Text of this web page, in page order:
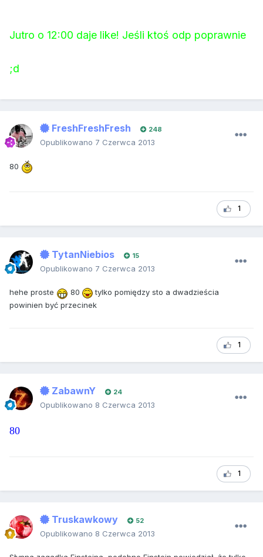
Jutro o 12:00 daje like! Jeśli ktoś odp poprawnie
;d
FreshFreshFresh 248
Opublikowano 7 Czerwca 2013
80
1
TytanNiebios 15
Opublikowano 7 Czerwca 2013
hehe proste 80
tylko pomiędzy sto a dwadzieścia
powinien być przecinek
1
ZabawnY 24
Opublikowano 8 Czerwca 2013
80
1
Truskawkowy 52
Opublikowano 8 Czerwca 2013